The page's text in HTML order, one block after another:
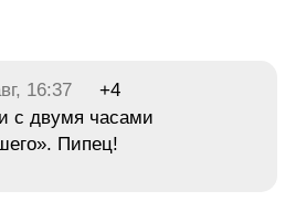
16:37
+4
с двумя часами
Пипец!